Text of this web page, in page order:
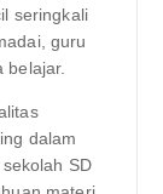
seringkali
guru
belajar.
dalam
SD